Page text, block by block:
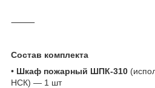
⸻
Состав комплекта
• Шкаф пожарный ШПК-310
НСК) — 1 шт